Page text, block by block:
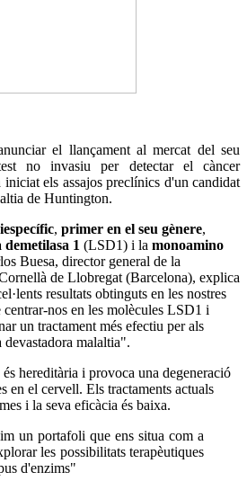
el llançament al mercat del seu
no invasiu per detectar el càncer
els assajos preclínics d'un candidat
de Huntington.
, primer en el seu gènere,
demetilasa 1 (LSD1) i la monoamino
Buesa, director general de la
de Llobregat (Barcelona), explica
resultats obtinguts en les nostres
nos en les molècules LSD1 i
un tractament més efectiu per als
devastadora malaltia".
hereditària i provoca una degeneració
en el cervell. Els tractaments actuals
i la seva eficàcia és baixa.
un portafoli que ens situa com a
les possibilitats terapèutiques
d'enzims"